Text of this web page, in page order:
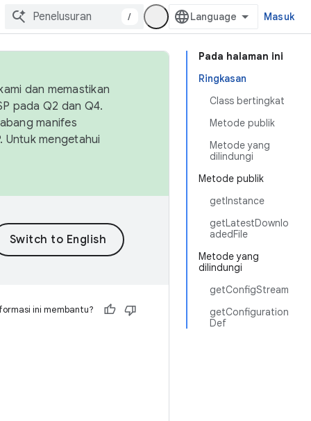
/ Masuk
Pada halaman ini
Ringkasan
Class bertingkat
Metode publik
Metode yang
dilindungi
Metode publik
getInstance
getLatestDownlo
adedFile
Metode yang
dilindungi
getConfigStream
getConfiguration
Def
dan memastikan
pada Q2 dan Q4.
manifes
Untuk mengetahui
ini membantu?